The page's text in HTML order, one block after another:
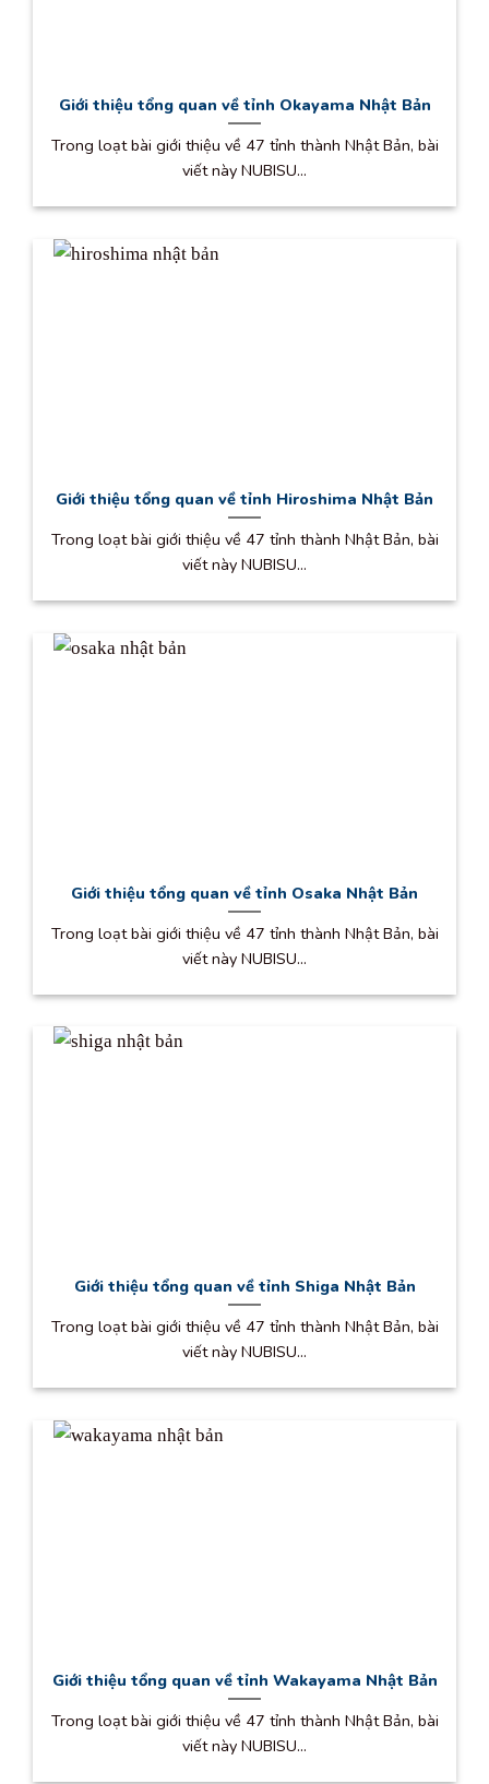
Giới thiệu tổng quan về tỉnh Okayama Nhật Bản
Trong loạt bài giới thiệu về 47 tỉnh thành Nhật Bản, bài
viết này NUBISU...
Giới thiệu tổng quan về tỉnh Hiroshima Nhật Bản
Trong loạt bài giới thiệu về 47 tỉnh thành Nhật Bản, bài
viết này NUBISU...
Giới thiệu tổng quan về tỉnh Osaka Nhật Bản
Trong loạt bài giới thiệu về 47 tỉnh thành Nhật Bản, bài
viết này NUBISU...
Giới thiệu tổng quan về tỉnh Shiga Nhật Bản
Trong loạt bài giới thiệu về 47 tỉnh thành Nhật Bản, bài
viết này NUBISU...
Giới thiệu tổng quan về tỉnh Wakayama Nhật Bản
Trong loạt bài giới thiệu về 47 tỉnh thành Nhật Bản, bài
viết này NUBISU...